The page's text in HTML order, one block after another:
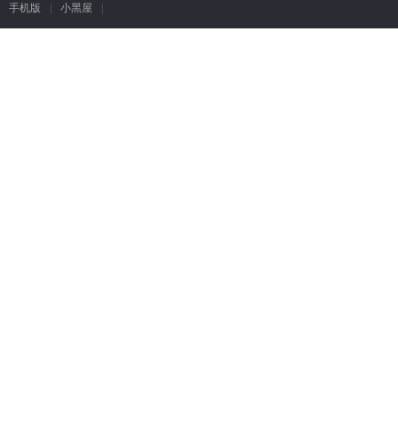
手机版 | 小黑屋 |